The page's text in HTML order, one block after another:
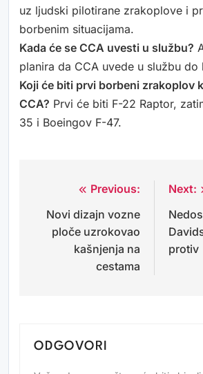
uz ljudski pilotirane zrakoplove i
borbenim situacijama.
Kada će se CCA uvesti u službu?
planira da CCA uvede u službu do
Koji će biti prvi borbeni zrakoplov
CCA? Prvi će biti F-22 Raptor,
35 i Boeingov F-47.
Navigacija
objava
Previous:
Novi dizajn vozne
ploče uzrokovao
kašnjenja na
cestama
Next:
protiv
ODGOVORI